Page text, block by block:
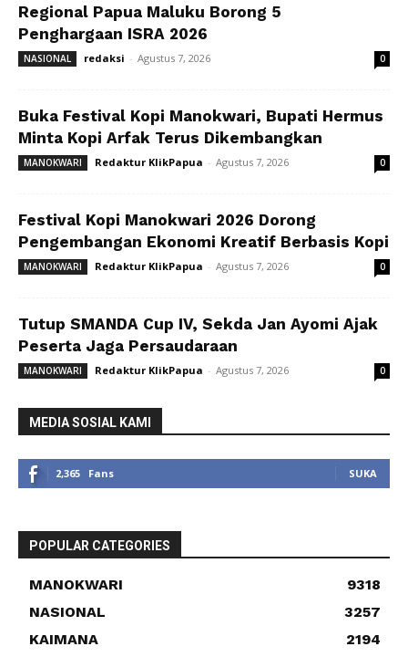
Regional Papua Maluku Borong 5
Penghargaan ISRA 2026
NASIONAL redaksi - Agustus 7, 2026 0
Buka Festival Kopi Manokwari, Bupati Hermus
Minta Kopi Arfak Terus Dikembangkan
MANOKWARI Redaktur KlikPapua - Agustus 7, 2026 0
Festival Kopi Manokwari 2026 Dorong
Pengembangan Ekonomi Kreatif Berbasis Kopi
MANOKWARI Redaktur KlikPapua - Agustus 7, 2026 0
Tutup SMANDA Cup IV, Sekda Jan Ayomi Ajak
Peserta Jaga Persaudaraan
MANOKWARI Redaktur KlikPapua - Agustus 7, 2026 0
MEDIA SOSIAL KAMI
2,365 Fans SUKA
POPULAR CATEGORIES
MANOKWARI
9318
NASIONAL
3257
KAIMANA
2194